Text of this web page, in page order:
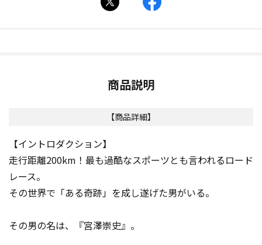
商品説明
【商品詳細】
【イントロダクション】
走行距離200km！最も過酷なスポーツとも言われるロード
レース。
その世界で「ある奇跡」を成し遂げた男がいる。
その男の名は、――『宮澤崇史』。